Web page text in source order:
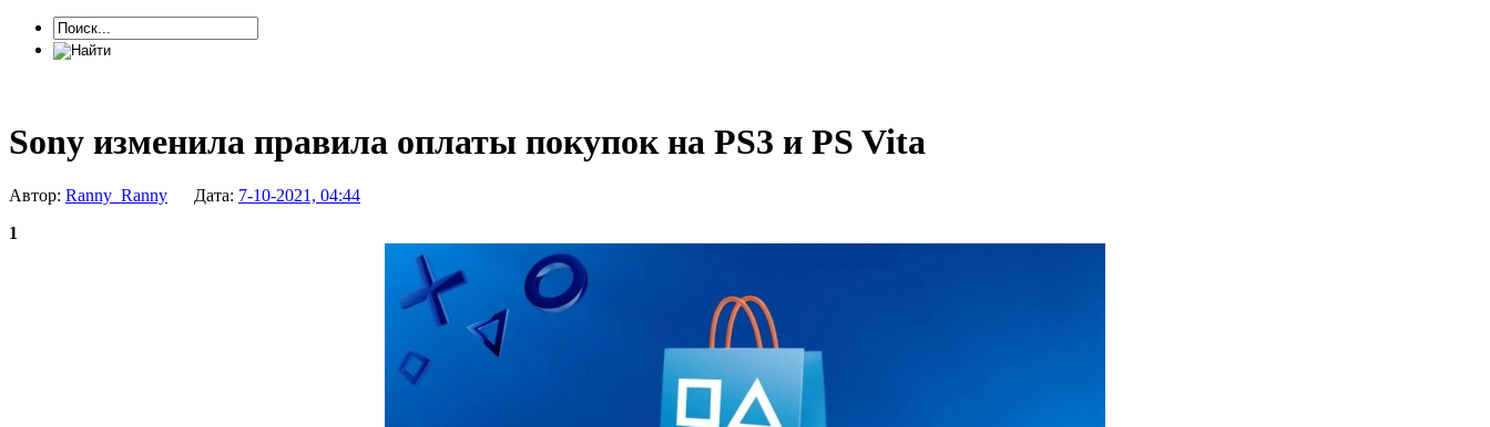
Sony изменила правила оплаты покупок на PS3 и PS Vita
Автор: Ranny_Ranny Дата: 7-10-2021, 04:44
1